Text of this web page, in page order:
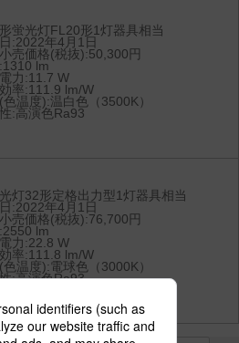
蛍光灯FL20形1灯器具相当
:2022年4月1日
売価格(税抜):50,300円
lm
力:11.7 W
率:111.9 lm/W
色温度):温白色（3500K）
:高演色Ra93
灯32形定格出力型1灯器具相当
:2022年4月1日
売価格(税抜):76,700円
lm
力:22.8 W
率:111.8 lm/W
色温度):電球色（3000K）
:高演色Ra93